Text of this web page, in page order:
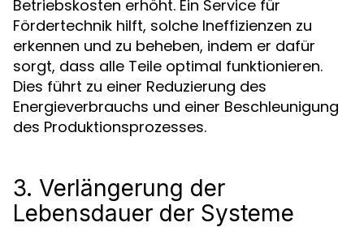
Betriebskosten erhöht. Ein Service für
Fördertechnik hilft, solche Ineffizienzen zu
erkennen und zu beheben, indem er dafür
sorgt, dass alle Teile optimal funktionieren.
Dies führt zu einer Reduzierung des
Energieverbrauchs und einer Beschleunigung
des Produktionsprozesses.
3. Verlängerung der
Lebensdauer der Systeme